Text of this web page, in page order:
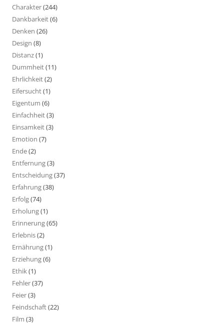
Charakter(244)
Dankbarkeit(6)
Denken (26)
Design (8)
Distanz(1)
Dummheit(11)
Ehrlichkeit(2)
Eifersucht(1)
Eigentum (6)
Einfachheit(3)
Einsamkeit(3)
Emotion (7)
Ende(2)
Entfernung(3)
Entscheidung(37)
Erfahrung(38)
Erfolg(74)
Erholung(1)
Erinnerung(65)
Erlebnis(2)
Ernährung(1)
Erziehung(6)
Ethik(1)
Fehler(37)
Feier(3)
Feindschaft(22)
Film (3)